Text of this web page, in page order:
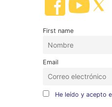
First name
Email
He leído y acepto